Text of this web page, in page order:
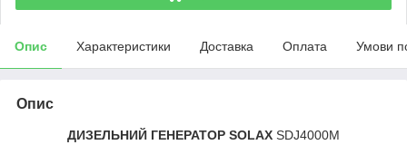
Опис Характеристики Доставка Оплата Умови
Опис
ДИЗЕЛЬНИЙ ГЕНЕРАТОР SOLAX SDJ4000M